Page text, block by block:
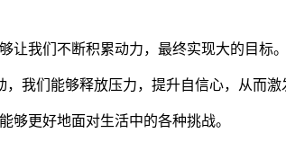
让我们不断积累动力，最终实现大的目标。
我们能够释放压力，提升自信心，从而激
够更好地面对生活中的各种挑战。